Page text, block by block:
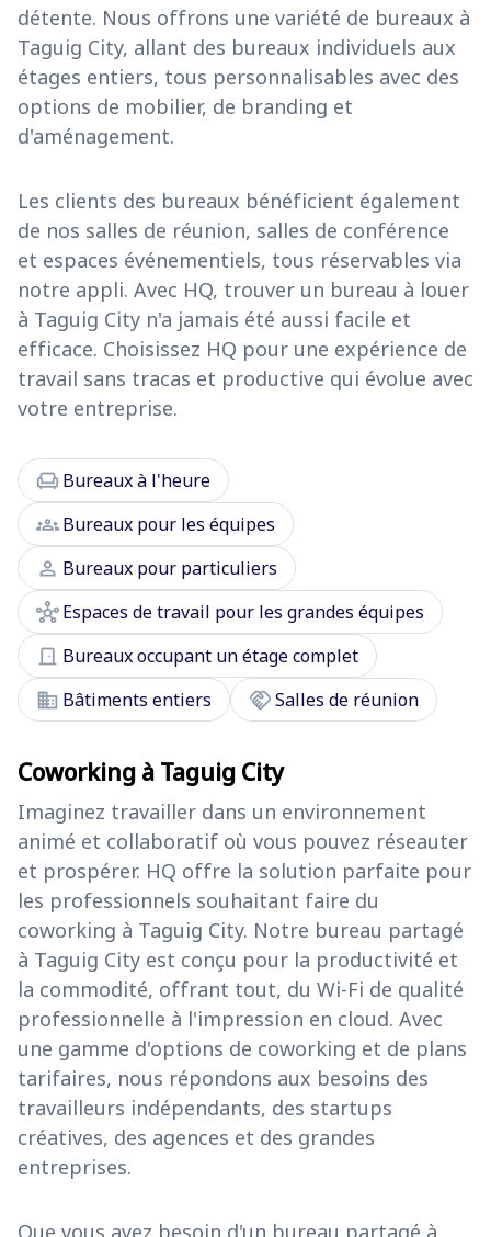
détente. Nous offrons une variété de bureaux à
Taguig City, allant des bureaux individuels aux
étages entiers, tous personnalisables avec des
options de mobilier, de branding et
d'aménagement.
Les clients des bureaux bénéficient également
de nos salles de réunion, salles de conférence
et espaces événementiels, tous réservables via
notre appli. Avec HQ, trouver un bureau à louer
à Taguig City n'a jamais été aussi facile et
efficace. Choisissez HQ pour une expérience de
travail sans tracas et productive qui évolue avec
votre entreprise.
chair Bureaux à l'heure
groupsBureaux pour les équipes
person Bureaux pour particuliers
hubEspaces de travail pour les grandes équipes
door_front Bureaux occupant un étage complet
domain Bâtiments entiers handshakeSalles de réunion
Coworking à Taguig City
Imaginez travailler dans un environnement
animé et collaboratif où vous pouvez réseauter
et prospérer. HQ offre la solution parfaite pour
les professionnels souhaitant faire du
coworking à Taguig City. Notre bureau partagé
à Taguig City est conçu pour la productivité et
la commodité, offrant tout, du Wi-Fi de qualité
professionnelle à l'impression en cloud. Avec
une gamme d'options de coworking et de plans
tarifaires, nous répondons aux besoins des
travailleurs indépendants, des startups
créatives, des agences et des grandes
entreprises.
Que vous ayez besoin d'un bureau partagé à